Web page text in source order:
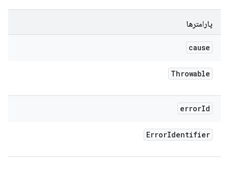
پارامترها
cause
Throwable
errorId
ErrorIdentifier